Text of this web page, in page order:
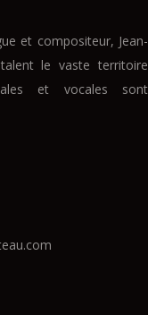
et compositeur, Jean-
le vaste territoire
et vocales sont